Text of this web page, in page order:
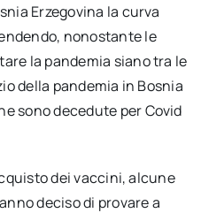
Erzegovina la curva
nonostante le
la pandemia siano tra le
della pandemia in Bosnia
sono decedute per Covid
dei vaccini, alcune
deciso di provare a